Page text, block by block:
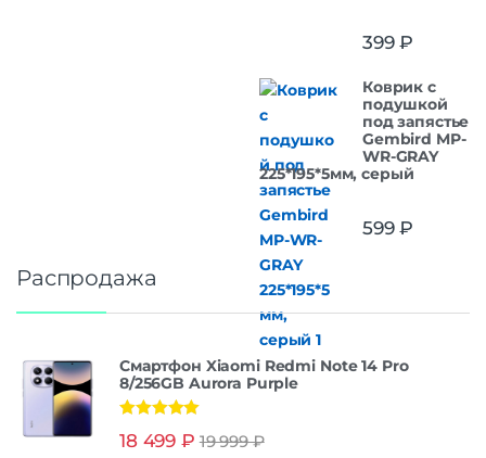
399₽
Коврик с
подушкой
под запястье
Gembird MP-
WR-GRAY
225*195*5мм, серый
599₽
Распродажа
Смартфон Xiaomi Redmi Note 14 Pro
8/256GB Aurora Purple
из 5
18 499 ₽ 19 999₽